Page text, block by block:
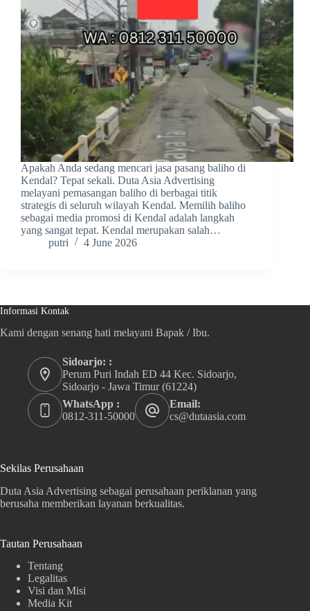
Apakah Anda sedang mencari jasa pasang baliho di
Kendal? Tepat sekali. Duta Asia Advertising
melayani pemasangan baliho di berbagai titik
strategis di seluruh wilayah Kendal. Memilih baliho
sebagai media promosi di Kendal adalah langkah
yang sangat tepat. Kendal merupakan salah…
putri
4 June 2026
Informasi Kontak
Kami dengan senang hati melayani Bapak / Ibu.
Sidoarjo: :
Perum Puri Indah ED 44 Kec. Sidoarjo,
Sidoarjo - Jawa Timur (61224)
WhatsApp :
0812-311-50000
Email:
cs@dutaasia.com
Sekilas Perusahaan
Duta Asia Advertising sebagai perusahaan periklanan yang
berusaha memberikan layanan berkualitas.
Tautan Perusahaan
Tentang
Legalitas
Visi dan Misi
Media Kit